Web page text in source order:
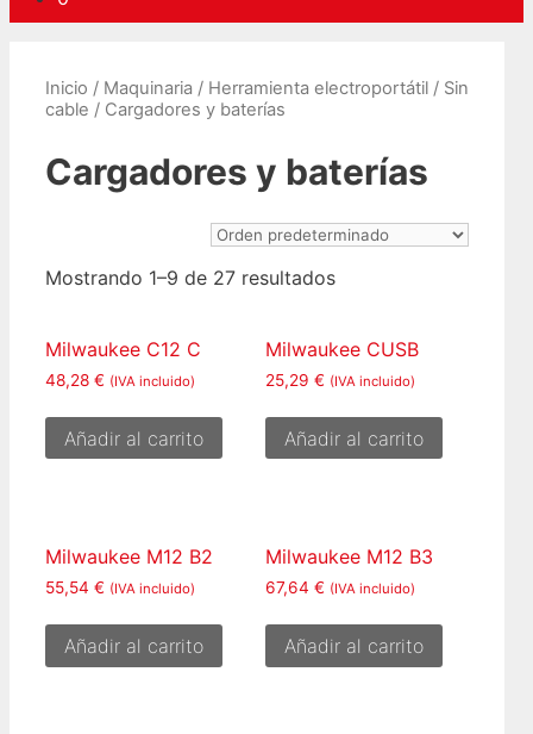
Inicio / Maquinaria / Herramienta electroportátil / Sin
cable / Cargadores y baterías
Cargadores y baterías
Mostrando 1–9 de 27 resultados
Milwaukee C12 C
48,28 € (IVA incluido)
Añadir al carrito
Milwaukee CUSB
25,29€ (IVA incluido)
Añadir al carrito
Milwaukee M12 B2
55,54 € (IVA incluido)
Añadir al carrito
Milwaukee M12 B3
67,64€ (IVA incluido)
Añadir al carrito